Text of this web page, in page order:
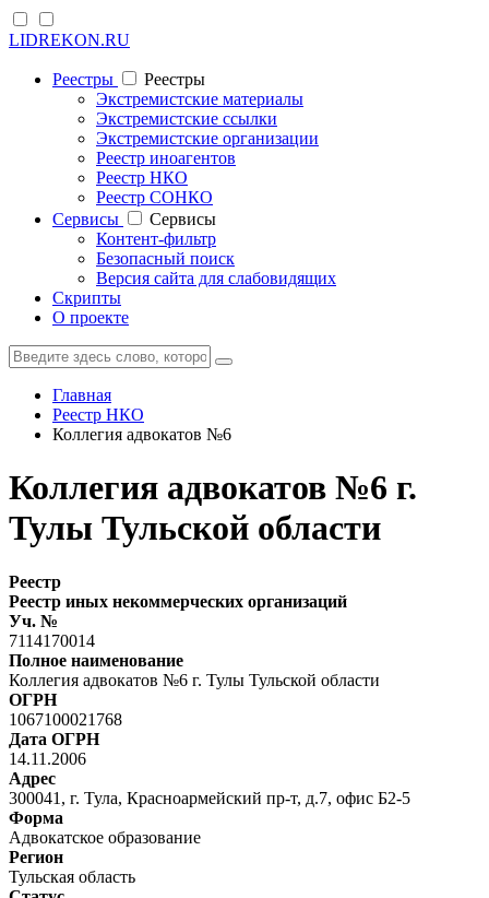
LIDREKON.RU
Реестры
Реестры
Экстремистские материалы
Экстремистские ссылки
Экстремистские организации
Реестр иноагентов
Реестр НКО
Реестр СОНКО
Cервисы
Cервисы
Контент-фильтр
Безопасный поиск
Версия сайта для слабовидящих
Скрипты
О проекте
Главная
Реестр НКО
Коллегия адвокатов №6
Коллегия адвокатов №6 г.
Тулы Тульской области
Реестр
Реестр иных некоммерческих организаций
Уч. №
7114170014
Полное наименование
Коллегия адвокатов №6 г. Тулы Тульской области
ОГРН
1067100021768
Дата ОГРН
14.11.2006
Адрес
300041, г. Тула, Красноармейский пр-т, д.7, офис Б2-5
Форма
Адвокатское образование
Регион
Тульская область